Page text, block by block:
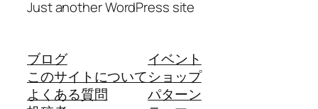
Just another WordPress site
ブログ
このサイトについて
よくある質問
イベント
ショップ
パターン